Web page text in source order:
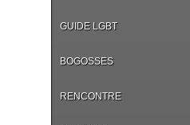
GUIDE LGBT
BOGOSSES
RENCONTRE